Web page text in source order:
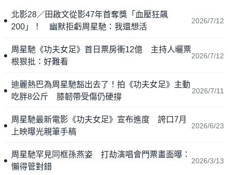
北影28／田啟文從影47年首奪獎「血壓狂飆
200」！ 幽默拒虧周星馳：我還想活
2026/7/12
周星馳《功夫女足》首日票房衝12億 主持人曬票
根狠批：好難看
2026/7/12
迪麗熱巴為周星馳豁出去了！拍《功夫女足》主動
吃胖8公斤 膝韌帶受傷仍硬撐
2026/7/11
周星馳最新電影《功夫女足》宣布進度 誇口7月
上映曝光親筆手稿
2026/6/23
周星馳罕見同框孫燕姿 打劫演唱會門票畫面曝：
懶得管對錯
2026/3/13